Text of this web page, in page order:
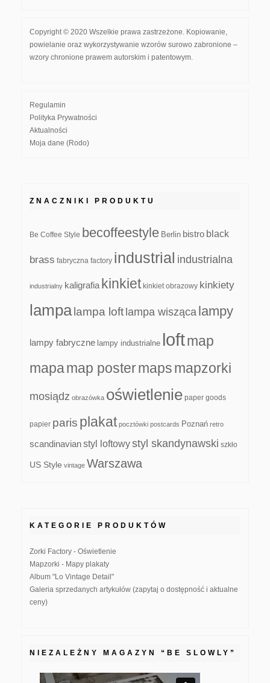
Copyright © 2020 Wszelkie prawa zastrzeżone. Kopiowanie,
powielanie oraz wykorzystywanie wzorów surowo zabronione –
wzory chronione prawem autorskim i patentowym.
Regulamin
Polityka Prywatności
Aktualności
Moja dane (Rodo)
ZNACZNIKI PRODUKTU
Be Coffee Style becoffeestyle Berlin bistro black
brass fabryczna factory industrial industrialna
industrialny kaligrafia kinkiet kinkiet obrazowy kinkiety
lampa lampa loft lampa wisząca lampy
lampy fabryczne lampy industrialne loftmap
mapamap postermapsmapzorki
mosiądz obrazówka oświetlenie paper goods
papier paris plakat pocztówki postcards Poznań retro
scandinavianstyl loftowystyl skandynawski szkło
US Style vintage Warszawa
KATEGORIE PRODUKTÓW
Zorki Factory - Oświetlenie
Mapzorki - Mapy plakaty
Album "Lo Vintage Detail"
Galeria sprzedanych artykułów (zapytaj o dostępność i aktualne
ceny)
NIEZALEŻNY MAGAZYN “BE SLOWLY”